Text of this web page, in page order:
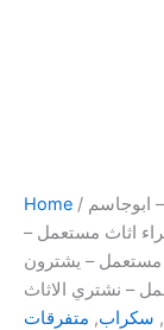
Home / ابوجاسم
شراء اثاث مستعمل –
مستعمل – يشترون
– نشتري الاثاث
, سكراب, متفرقات